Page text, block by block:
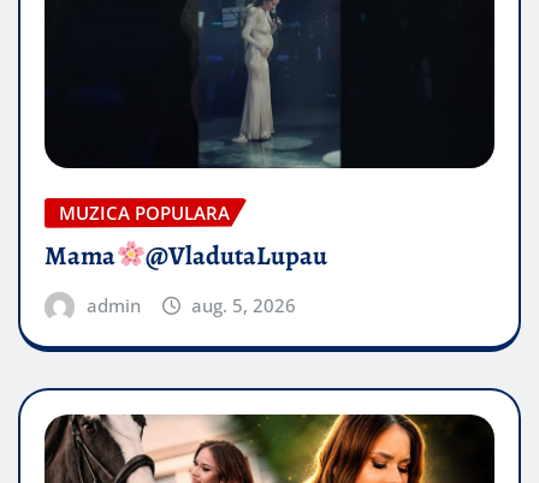
MUZICA POPULARA
Mama @VladutaLupau
admin aug. 5, 2026